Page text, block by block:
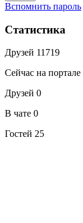
Вспомнить пароль
Статистика
Друзей 11719
Сейчас на портале
Друзей 0
В чате 0
Гостей 25